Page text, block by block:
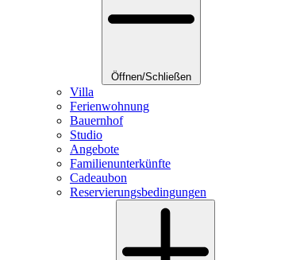
Öffnen/Schließen
Villa
Ferienwohnung
Bauernhof
Studio
Angebote
Familienunterkünfte
Cadeaubon
Reservierungsbedingungen